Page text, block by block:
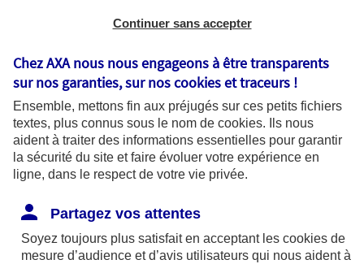
Sièges sociaux : 313 Terrasses de l’Arche –
Coordonnées de l'Autorité de contrôle
prudentiel et de résolution (ACPR) : - 4
Place de Budapest - CS 92459 - 75436
Paris Cedex 09. Le détail des procédures de
recours et de réclamation et les
disponibles sur le site axa.fr.
AXA France IARD et AXA France Vie sont
Continuer sans accepter
Chez AXA nous nous engageons à être transparents
sur nos garanties, sur noscookies et traceurs !
Ensemble, mettons fin aux préjugés sur ces petits fichiers
textes, plus connus sous le nom de cookies. Ils nous
aident à traiter des informations essentielles pour garantir
la sécurité du site et faire évoluer votre expérience en
ligne, dans le respect de votre vie privée.
Partagez vos attentes
Soyez toujours plus satisfait en acceptant les cookies de
mesure d’audience et d’avis utilisateurs qui nous aident à